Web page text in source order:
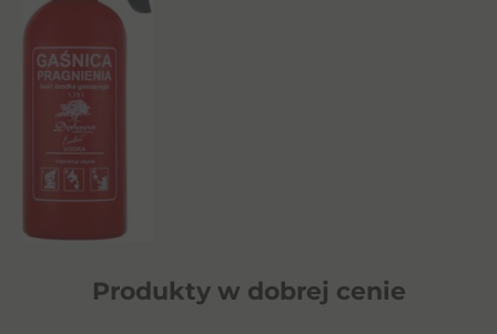
Produkty w dobrej cenie